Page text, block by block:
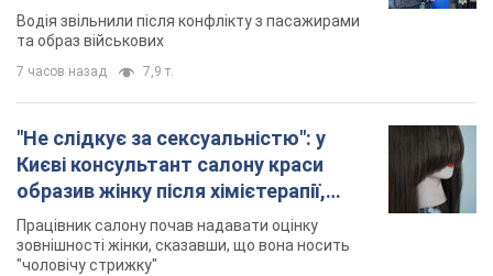
Відео
Водія звільнили після конфлікту з пасажирами
та образ військових
7 часов назад 7,9 т.
"Не слідкує за сексуальністю": у
Києві консультант салону краси
образив жінку після хімієтерапії,
розгорівся скандал. Фото
Працівник салону почав надавати оцінку
зовнішності жінки, сказавши, що вона носить
"чоловічу стрижку"